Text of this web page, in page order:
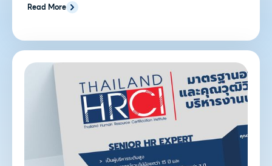
คุณวุฒิวิชาชีพระดับ 3 และ 4 โดยได้ดำเนินการจัดการทดสอบ
นั้น
Read More